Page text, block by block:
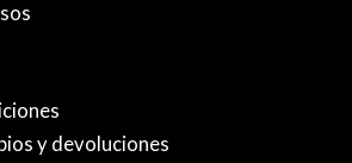
y devoluciones